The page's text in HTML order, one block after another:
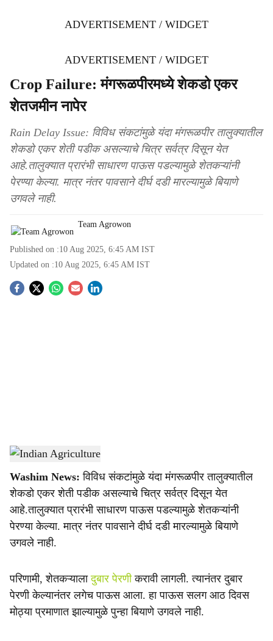
ADVERTISEMENT / WIDGET
ADVERTISEMENT / WIDGET
Crop Failure: मंगरूळपीरमध्ये शेकडो एकर
शेतजमीन नापेर
Rain Delay Issue: विविध संकटांमुळे यंदा मंगरूळपीर तालुक्यातील
शेकडो एकर शेती पडीक असल्याचे चित्र सर्वत्र दिसून येत
आहे.तालुक्यात प्रारंभी साधारण पाऊस पडल्यामुळे शेतकऱ्यांनी
पेरण्या केल्या. मात्र नंतर पावसाने दीर्घ दडी मारल्यामुळे बियाणे
उगवले नाही.
Team Agrowon
Published on :10 Aug 2025, 6:45 AM IST
Updated on :10 Aug 2025, 6:45 AM IST
S
a
r
e
Indian Agriculture-Agrowon
Washim News: विविध संकटांमुळे यंदा मंगरूळपीर तालुक्यातील
शेकडो एकर शेती पडीक असल्याचे चित्र सर्वत्र दिसून येत
आहे.तालुक्यात प्रारंभी साधारण पाऊस पडल्यामुळे शेतकऱ्यांनी
पेरण्या केल्या. मात्र नंतर पावसाने दीर्घ दडी मारल्यामुळे बियाणे
उगवले नाही.
परिणामी, शेतकऱ्यालादुबार पेरणीकरावी लागली. त्यानंतर दुबार
पेरणी केल्यानंतर लगेच पाऊस आला. हा पाऊस सलग आठ दिवस
मोठ्या प्रमाणात झाल्यामुळे पुन्हा बियाणे उगवले नाही.